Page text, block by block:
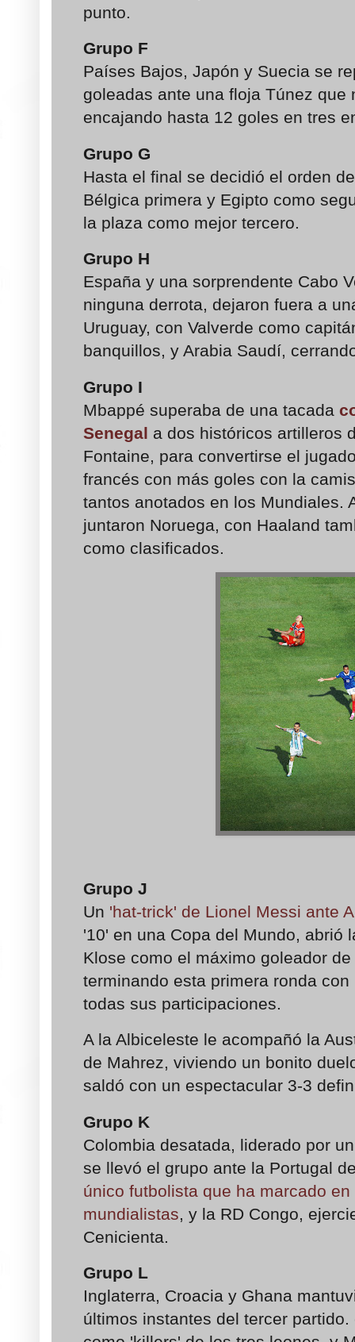
punto.
Grupo F
Países Bajos, Japón y Suecia se
goleadas ante una floja Túnez que
encajando hasta 12 goles en tres
Grupo G
Hasta el final se decidió el orden
Bélgica primera y Egipto como
la plaza como mejor tercero.
Grupo H
España y una sorprendente Cabo
ninguna derrota, dejaron fuera a
Uruguay, con Valverde como
banquillos, y Arabia Saudí,
Grupo I
Mbappé superaba de una tacada
Senegal a dos históricos artilleros
Fontaine, para convertirse el
francés con más goles con la
tantos anotados en los Mundiales.
juntaron Noruega, con Haaland
como clasificados.
Grupo J
Un 'hat-trick' de Lionel Messi ante
'10' en una Copa del Mundo, abrió
Klose como el máximo goleador
terminando esta primera ronda
todas sus participaciones.
A la Albiceleste le acompañó la
de Mahrez, viviendo un bonito
saldó con un espectacular 3-3
Grupo K
Colombia desatada, liderado por
se llevó el grupo ante la Portugal
único futbolista que ha marcado
mundialistas, y la RD Congo,
Cenicienta.
Grupo L
Inglaterra, Croacia y Ghana
últimos instantes del tercer